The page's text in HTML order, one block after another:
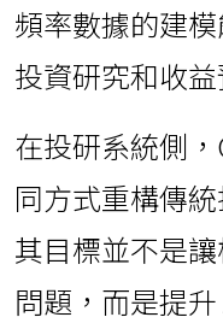
頻率數據的建
投資研究和收
在投研系統側
同方式重構傳
其目標並不是
問題，而是提